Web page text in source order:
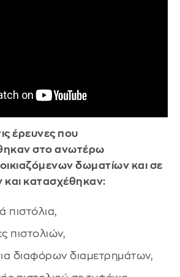
έρευνες που
στο ανωτέρω
δωματίων και σε
και κατασχέθηκαν:
πιστόλια,
πιστολιών,
διαφόρων διαμετρημάτων,